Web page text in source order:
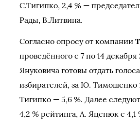
С.Тигипко, 2,4 % —
Рады, В.Литвина.
Согласно опросу от компании
проведённого с 7 по 14 декабря
Януковича готовы отдать
избирателей, за Ю. Тимошенко
Тигипко — 5,6 %. Далее
4,2 % рейтинга, А. Яценюк с 4,1